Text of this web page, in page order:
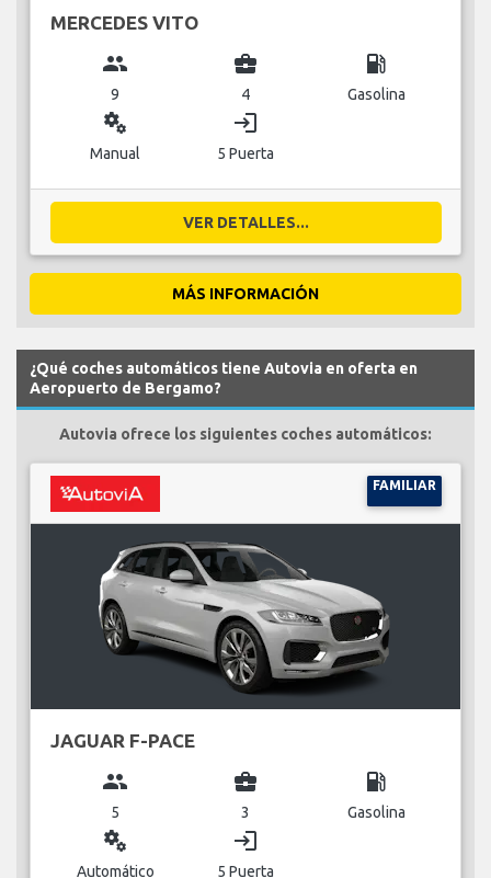
MERCEDES VITO
group
9
business_center
4
local_gas_station
Gasolina
miscellaneous_services
Manual
login
5 Puerta
VER DETALLES...
MÁS INFORMACIÓN
¿Qué coches automáticos tiene Autovia en oferta en
Aeropuerto de Bergamo?
Autovia ofrece los siguientes coches automáticos:
FAMILIAR
JAGUAR F-PACE
group
5
business_center
3
local_gas_station
Gasolina
miscellaneous_services
Automático
login
5 Puerta